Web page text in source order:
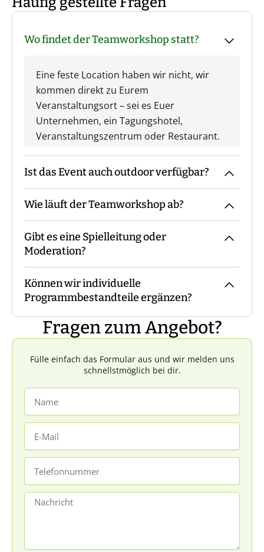
Wo findet der Teamworkshop statt?
Eine feste Location haben wir nicht, wir
kommen direkt zu Eurem
Veranstaltungsort – sei es Euer
Unternehmen, ein Tagungshotel,
Veranstaltungszentrum oder Restaurant.
Ist das Event auch outdoor verfügbar?
Wir führen das Event aufgrund des
Charakters der Spiele nur indoor durch.
Wie läuft der Teamworkshop ab?
Der Trainer kommt mit den Materialien
zum vereinbarten Treffpunkt, macht die
Begrüßung und eine Einweisung in
Materialien und Ablauf, bevor es losgeht.
Während des Events begleitet Euch der
Trainer die ganze Zeit bzw. steht für Fragen
zur Verfügung. Am Ende macht der Trainer
Gibt es eine Spielleitung oder
Moderation?
Bei unserem Teamworkshop ist immer ein
Trainer mit Euch vor Ort.
Können wir individuelle
Programmbestandteile ergänzen?
Das ist in der Regel nicht möglich.
Fragen zum Angebot?
Fülle einfach das Formular aus und wir melden uns
schnellstmöglich bei dir.
Mail
Nachricht